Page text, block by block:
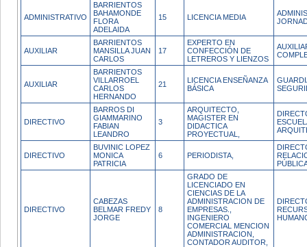
ADMINISTRATIVO
BARRIENTOS
BAHAMONDE
FLORA
ADELAIDA
15 LICENCIA MEDIA
AUXILIAR
BARRIENTOS
MANSILLA JUAN
CARLOS
17
EXPERTO EN
CONFECCIÓN DE
LETREROS Y LIENZOS
AUXILIAR
BARRIENTOS
VILLARROEL
CARLOS
HERNANDO
21
LICENCIA ENSEÑANZA
BÁSICA
DIRECTIVO
BARROS DI
GIAMMARINO
FABIAN
LEANDRO
3
ARQUITECTO,
MAGISTER EN
DIDACTICA
PROYECTUAL,
DIRECTIVO
BUVINIC LOPEZ
MONICA
PATRICIA
6 PERIODISTA,
DIRECTIVO
CABEZAS
BELMAR FREDY
JORGE
8
GRADO DE
LICENCIADO EN
CIENCIAS DE LA
ADMINISTRACION DE
EMPRESAS.,
INGENIERO
COMERCIAL MENCION
ADMINISTRACION,
CONTADOR AUDITOR,